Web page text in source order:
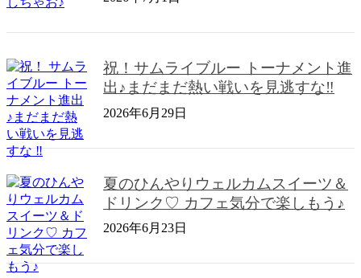
祝！サムライブルー トーナメント進
出♪まだまだ熱い戦いを見逃すな‼
2026年6月29日
夏のひんやりウェルカムスイーツ＆
ドリンク♡ カフェ気分で楽しもう♪
2026年6月23日